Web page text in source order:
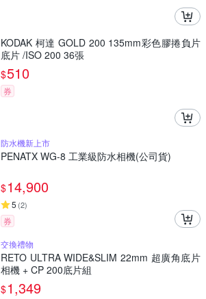
KODAK 柯達 GOLD 200 135mm彩色膠捲負片
底片 /ISO 200 36張
$510
券
防水機新上市
PENATX WG-8 工業級防水相機(公司貨)
$14,900
5 (2)
券
交換禮物
RETO ULTRA WIDE&SLIM 22mm 超廣角底片
相機 + CP 200底片組
$1,349